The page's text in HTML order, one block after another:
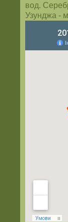
вод.
Узунджа -